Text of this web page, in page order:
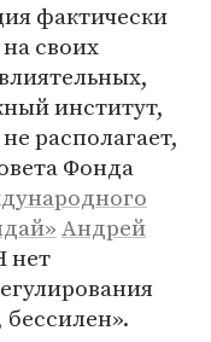
фактически
своих
институт,
располагает,
Фонда
Андрей
нет
бессилен».